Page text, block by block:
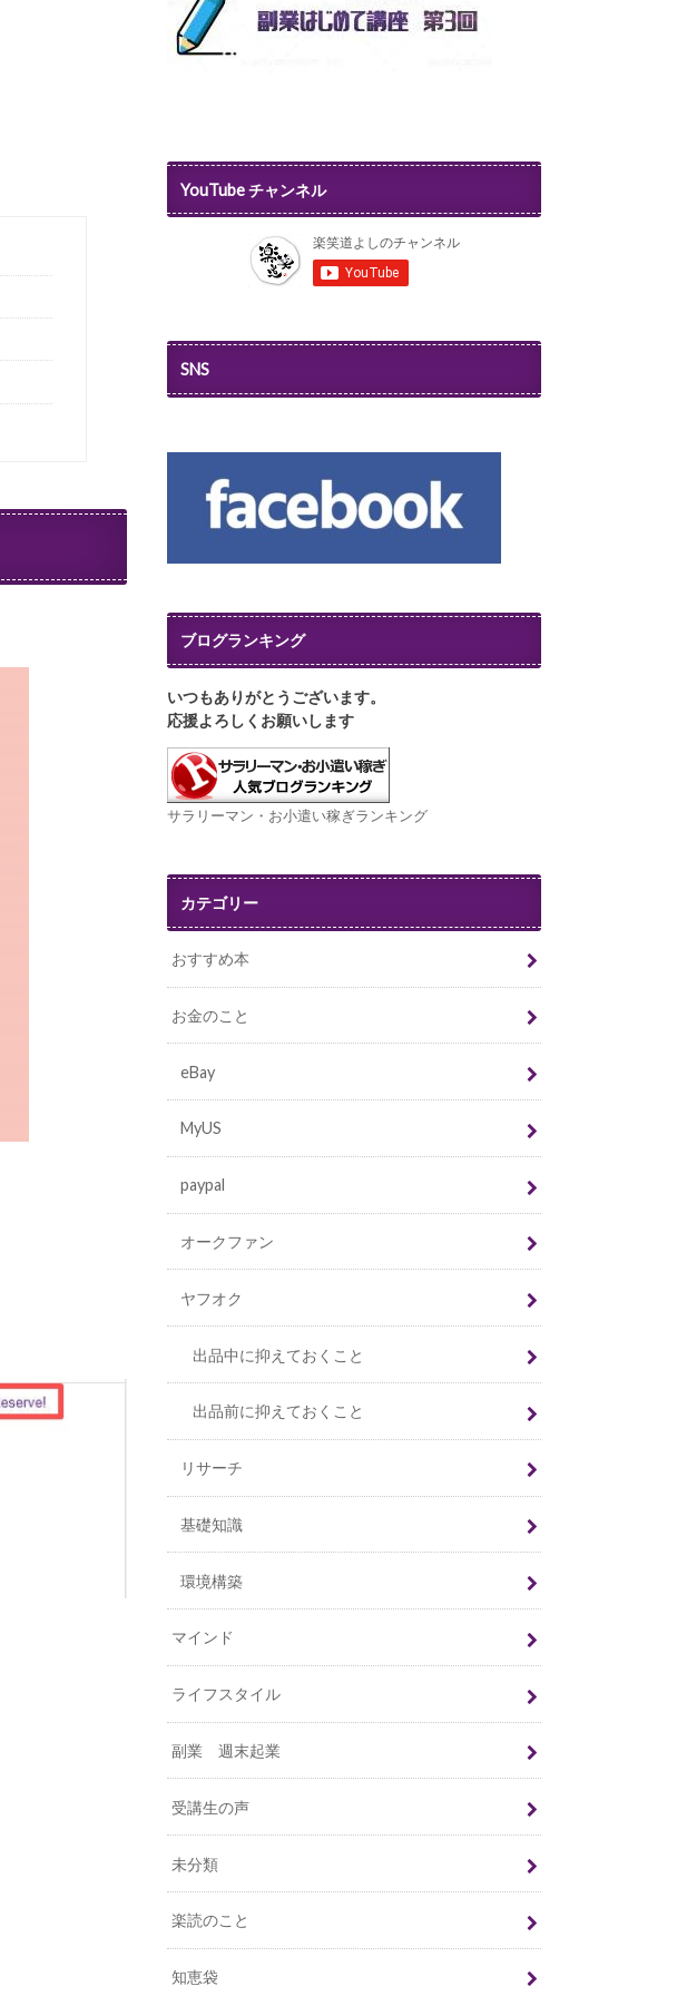
YouTube チャンネル
SNS
ブログランキング
いつもありがとうございます。
応援よろしくお願いします
サラリーマン・お小遣い稼ぎランキング
カテゴリー
おすすめ本
お金のこと
eBay
MyUS
paypal
オークファン
ヤフオク
出品中に抑えておくこと
出品前に抑えておくこと
リサーチ
基礎知識
環境構築
マインド
ライフスタイル
副業 週末起業
受講生の声
未分類
楽読のこと
知恵袋